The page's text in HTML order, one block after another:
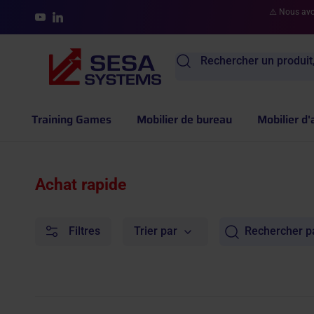
YouTubeLinkedIn
⚠️ Nous
Rechercher un
Training Games Mobilier de bureau Mobilier
Achat rapide
Filtres Trier par